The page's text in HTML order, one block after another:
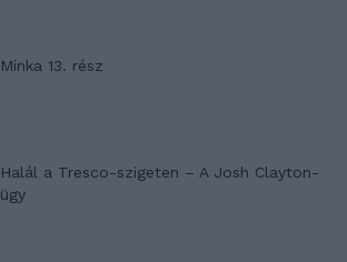
Minka 13. rész
Halál a Tresco-szigeten – A Josh Clayton-
ügy